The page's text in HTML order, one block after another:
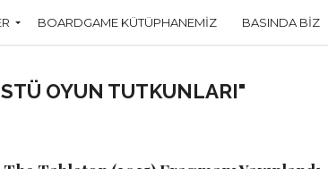
BOARDGAME KÜTÜPHANEMIZ BASINDA BIZ
OYUN TUTKUNLARI"